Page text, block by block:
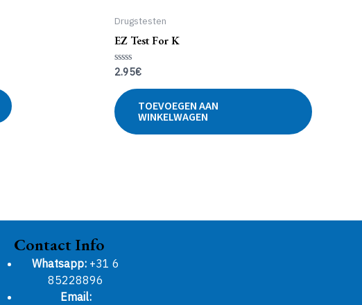
Drugstesten
EZ Test For K
Gewaardeerd
5
2.95€
TOEVOEGEN AAN
WINKELWAGEN
Contact Info
Whatsapp: +31 6
85228896
Email: